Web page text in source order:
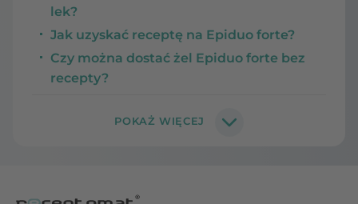
lek?
Jak uzyskać receptę na Epiduo forte?
Czy można dostać żel Epiduo forte bez
recepty?